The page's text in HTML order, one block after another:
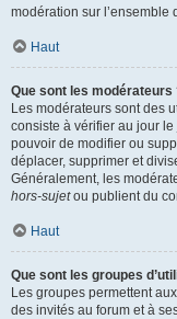
modération sur l’ensemble
Haut
Que sont les modérateurs
Les modérateurs sont des
consiste à vérifier au jour
pouvoir de modifier ou
déplacer, supprimer et
Généralement, les
hors-sujetou publient du
Haut
Que sont les groupes
Les groupes permettent
des invités au forum et à